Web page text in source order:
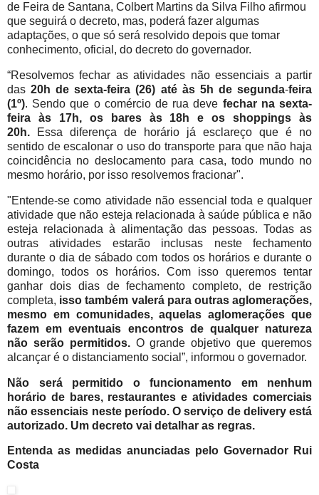
de Feira de Santana, Colbert Martins da Silva Filho afirmou
que seguirá o decreto, mas, poderá fazer algumas
adaptações, o que só será resolvido depois que tomar
conhecimento, oficial, do decreto do governador.
“Resolvemos fechar as atividades não essenciais a partir
das20h de sexta-feira (26) até às 5h de segunda-feira
(1º). Sendo que o comércio de rua deve fechar na sexta-
feira às 17h, os bares às 18h e os shoppings às
20h.
Essa diferença de horário já esclareço que é no
sentido de escalonar o uso do transporte para que não haja
coincidência no deslocamento para casa, todo mundo no
mesmo horário, por isso resolvemos fracionar".
"Entende-se como atividade não essencial toda e qualquer
atividade que não esteja relacionada à saúde pública e não
esteja relacionada à alimentação das pessoas. Todas as
outras atividades estarão inclusas neste fechamento
durante o dia de sábado com todos os horários e durante o
domingo, todos os horários. Com isso queremos tentar
ganhar dois dias de fechamento completo, de restrição
completa, isso também valerá para outras aglomerações,
mesmo em comunidades, aquelas aglomerações que
fazem em eventuais encontros de qualquer natureza
não serão permitidos.O grande objetivo que queremos
alcançar é o distanciamento social”, informou o governador.
Não será permitido o funcionamento em nenhum
horário de bares, restaurantes e atividades comerciais
não essenciais neste período. O serviço de delivery está
autorizado. Um decreto vai detalhar as regras.
Entenda as medidas anunciadas pelo Governador Rui
Costa